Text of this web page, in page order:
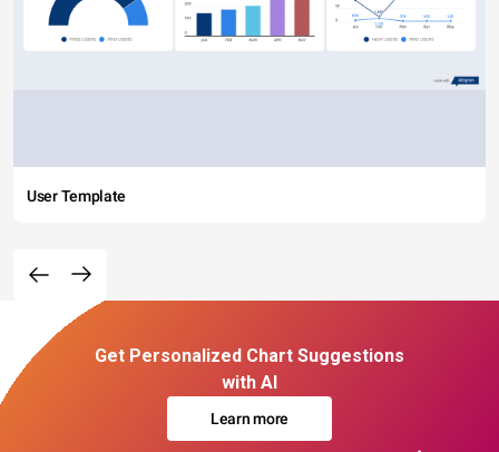
User Template
Get Personalized Chart Suggestions
with AI
Learn more